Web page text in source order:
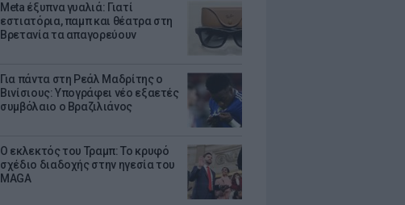
Meta έξυπνα γυαλιά: Γιατί
εστιατόρια, παμπ και θέατρα στη
Βρετανία τα απαγορεύουν
Για πάντα στη Ρεάλ Μαδρίτης ο
Βινίσιους: Υπογράφει νέο εξαετές
συμβόλαιο ο Βραζιλιάνος
Ο εκλεκτός του Τραμπ: Το κρυφό
σχέδιο διαδοχής στην ηγεσία του
MAGA